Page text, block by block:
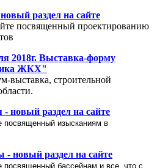
раздел на сайте
посвященный проектированию
2018г. Выставка-форму
ЖКХ"
выставка, строительной
новый раздел на сайте
посвященный изысканиям в
- новый раздел на сайте
бассейнам и все, что с